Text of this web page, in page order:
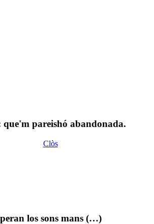
pareishó abandonada.
Clòs
los sons mans (…)